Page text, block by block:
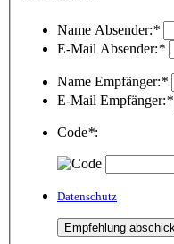
Name Absender:*
E-Mail Absender:*
Name Empfänger:*
E-Mail Empfänger:*
Code*:
Datenschutz